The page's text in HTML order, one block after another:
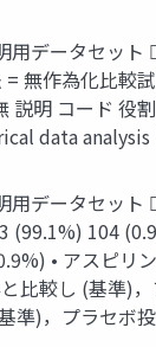
用データセッ
無作為化比較
説明 コード
data analysis
データセッ
104
• アスピ
比較し (基準)
準)，プラセボ